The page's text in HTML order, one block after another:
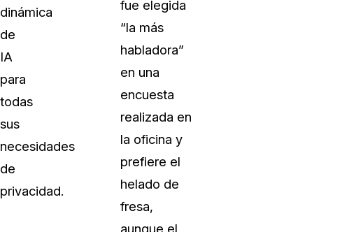
dinámica
de
IA
para
todas
sus
necesidades
de
privacidad.
fue elegida
“la más
habladora”
en una
encuesta
realizada en
la oficina y
prefiere el
helado de
fresa,
aunque el